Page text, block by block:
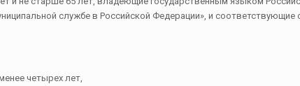
службе в Российской Федерации», и
четырех лет,